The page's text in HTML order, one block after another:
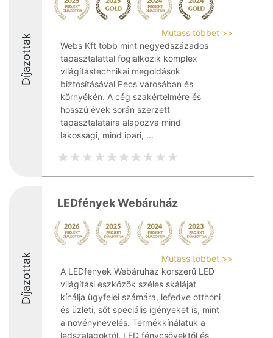
Díjazottak
Mutass többet >>
Webs Kft több mint negyedszázados
tapasztalattal foglalkozik komplex
világítástechnikai megoldások
biztosításával Pécs városában és
környékén. A cég szakértelmére és
hosszú évek során szerzett
tapasztalataira alapozva mind
lakossági, mind ipari, ...
Díjazottak
LEDfények Webáruház
Mutass többet >>
A LEDfények Webáruház korszerű LED
világítási eszközök széles skáláját
kínálja ügyfelei számára, lefedve otthoni
és üzleti, sőt speciális igényeket is, mint
a növénynevelés. Termékkínálatuk a
ledszalagoktól, LED fénycsövektől és